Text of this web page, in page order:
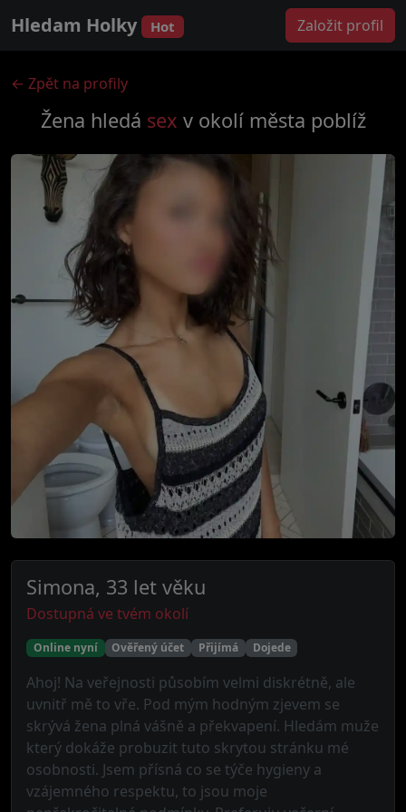
Hledam Holky Hot Založit profil
← Zpět na profily
Žena hledá sex v okolí města poblíž
Simona, 33 let věku
Dostupná ve tvém okolí
Online nyní Ověřený účet Přijímá Dojede
Ahoj! Na veřejnosti působím velmi diskrétně, ale
uvnitř mě to vře. Pod mým hodným zjevem se
skrývá žena plná vášně a překvapení. Hledám muže
který dokáže probuzit tuto skrytou stránku mé
osobnosti. Jsem přísná co se týče hygieny a
vzájemného respektu, to jsou moje